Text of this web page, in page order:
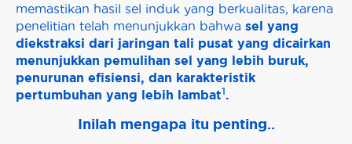
memastikan hasil sel induk yang berkualitas, karena
penelitian telah menunjukkan bahwa sel yang
diekstraksi dari jaringan tali pusat yang dicairkan
menunjukkan pemulihan sel yang lebih buruk,
penurunan efisiensi, dan karakteristik
pertumbuhan yang lebih lambat1 .
Inilah mengapa itu penting..